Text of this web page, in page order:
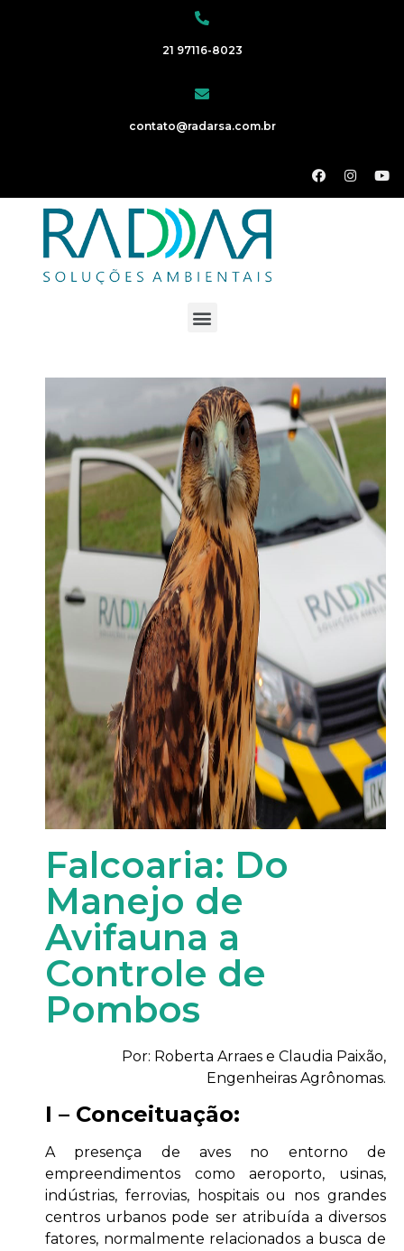
21 97116-8023
contato@radarsa.com.br
Falcoaria: Do
Manejo de
Avifauna a
Controle de
Pombos
Por: Roberta Arraes e Claudia Paixão,
Engenheiras Agrônomas.
I – Conceituação:
A presença de aves no entorno de
empreendimentos como aeroporto, usinas,
indústrias, ferrovias, hospitais ou nos grandes
centros urbanos pode ser atribuída a diversos
fatores, normalmente relacionados a busca de